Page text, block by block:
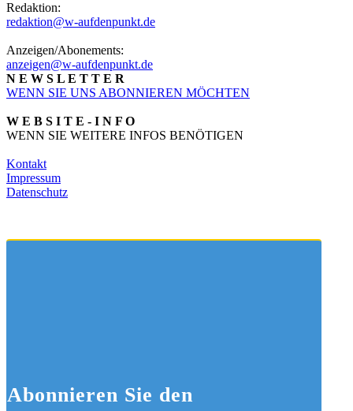
Redaktion:
redaktion@w-aufdenpunkt.de
Anzeigen/Abonements:
anzeigen@w-aufdenpunkt.de
N E W S L E T T E R
WENN SIE UNS ABONNIEREN MÖCHTEN
W E B S I T E - I N F O
WENN SIE WEITERE INFOS BENÖTIGEN
Kontakt
Impressum
Datenschutz
Abonnieren Sie den